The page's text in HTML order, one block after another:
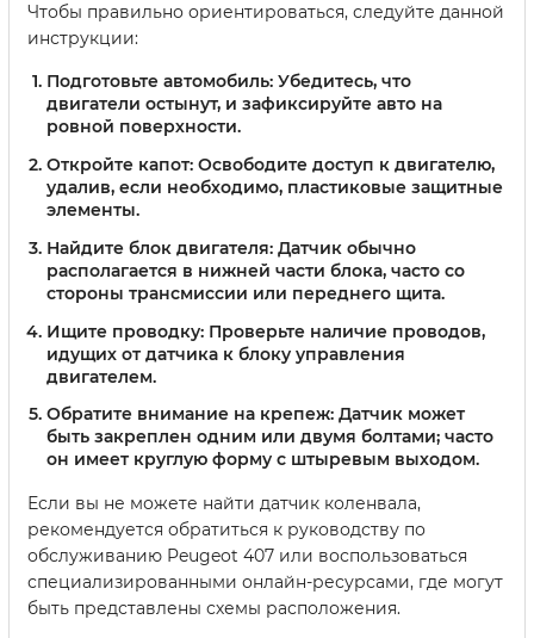
Чтобы правильно ориентироваться, следуйте данной
инструкции:
Подготовьте автомобиль: Убедитесь, что
двигатели остынут, и зафиксируйте авто на
ровной поверхности.
Откройте капот: Освободите доступ к двигателю,
удалив, если необходимо, пластиковые защитные
элементы.
Найдите блок двигателя: Датчик обычно
располагается в нижней части блока, часто со
стороны трансмиссии или переднего щита.
Ищите проводку: Проверьте наличие проводов,
идущих от датчика к блоку управления
двигателем.
Обратите внимание на крепеж: Датчик может
быть закреплен одним или двумя болтами; часто
он имеет круглую форму с штыревым выходом.
Если вы не можете найти датчик коленвала,
рекомендуется обратиться к руководству по
обслуживанию Peugeot 407 или воспользоваться
специализированными онлайн-ресурсами, где могут
быть представлены схемы расположения.